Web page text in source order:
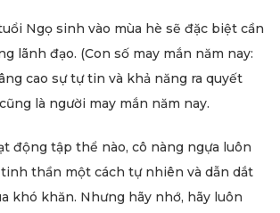
Ngọ sinh vào mùa hè sẽ đặc biệt cần
lãnh đạo. (Con số may mắn năm nay:
cao sự tự tin và khả năng ra quyết
là người may mắn năm nay.
động tập thể nào, cô nàng ngựa luôn
thần một cách tự nhiên và dẫn dắt
khó khăn. Nhưng hãy nhớ, hãy luôn